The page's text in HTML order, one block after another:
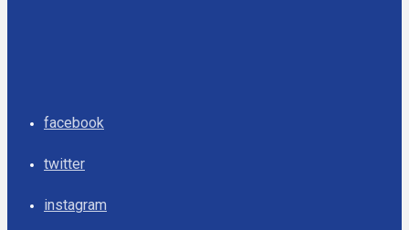
facebook
twitter
instagram